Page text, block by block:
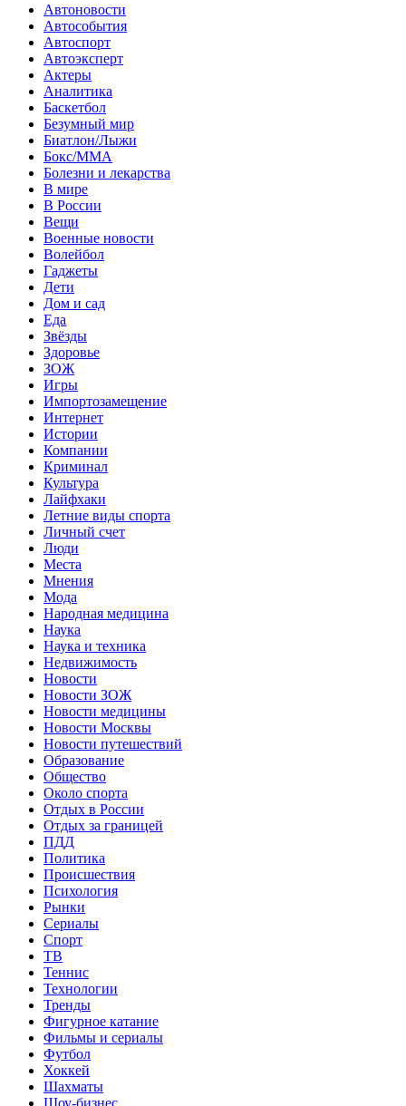
Автоновости
Автособытия
Автоспорт
Автоэксперт
Актеры
Аналитика
Баскетбол
Безумный мир
Биатлон/Лыжи
Бокс/MMA
Болезни и лекарства
В мире
В России
Вещи
Военные новости
Волейбол
Гаджеты
Дети
Дом и сад
Еда
Звёзды
Здоровье
ЗОЖ
Игры
Импортозамещение
Интернет
Истории
Компании
Криминал
Культура
Лайфхаки
Летние виды спорта
Личный счет
Люди
Места
Мнения
Мода
Народная медицина
Наука
Наука и техника
Недвижимость
Новости
Новости ЗОЖ
Новости медицины
Новости Москвы
Новости путешествий
Образование
Общество
Около спорта
Отдых в России
Отдых за границей
ПДД
Политика
Происшествия
Психология
Рынки
Сериалы
Спорт
ТВ
Теннис
Технологии
Тренды
Фигурное катание
Фильмы и сериалы
Футбол
Хоккей
Шахматы
Шоу-бизнес